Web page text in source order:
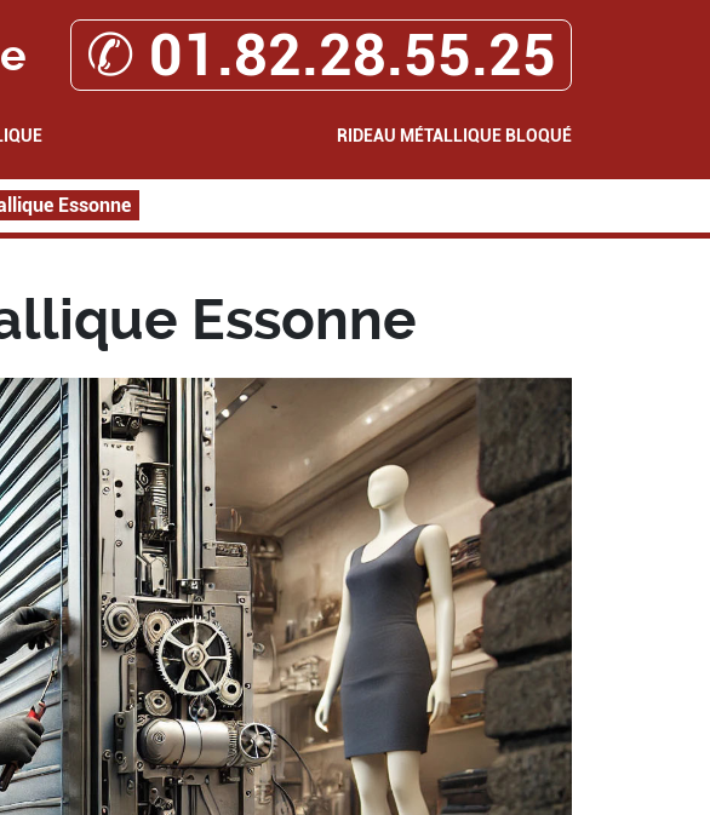
✆ 01.82.28.55.25
RIDEAU MÉTALLIQUE BLOQUÉ
Essonne
Essonne